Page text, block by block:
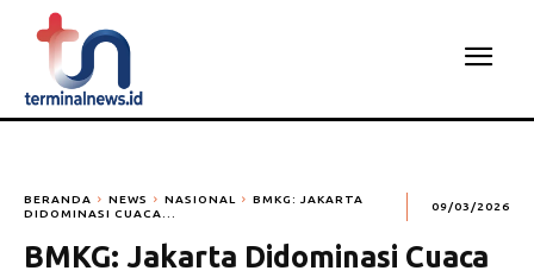
BERANDA NEWS NASIONAL
BMKG: JAKARTA
DIDOMINASI CUACA...
09/03/2026
BMKG: Jakarta Didominasi Cuaca